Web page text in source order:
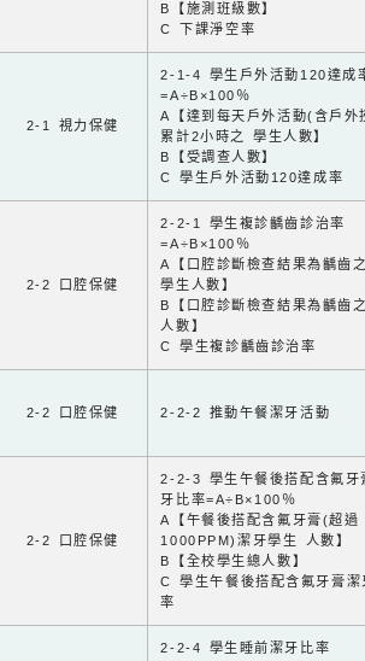
B【施測班級數】
C 下課淨空率
2-1 視力保健
2-1-4 學生戶外活動120達成
=A÷B×100％
A【達到每天戶外活動(含戶外
累計2小時之 學生人數】
B【受調查人數】
C 學生戶外活動120達成率
2-2 口腔保健
2-2-1 學生複診齲齒診治率
=A÷B×100％
A【口腔診斷檢查結果為齲齒
學生人數】
B【口腔診斷檢查結果為齲齒
人數】
C 學生複診齲齒診治率
2-2 口腔保健 2-2-2 推動午餐潔牙活動
2-2 口腔保健
2-2-3 學生午餐後搭配含氟牙
牙比率=A÷B×100％
A【午餐後搭配含氟牙膏(超過
1000PPM)潔牙學生 人數】
B【全校學生總人數】
C 學生午餐後搭配含氟牙膏潔
率
2-2-4 學生睡前潔牙比率